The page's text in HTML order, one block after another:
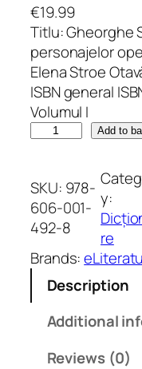
€19.99
Titlu: Gheorghe
personajelor
Elena Stroe
ISBN general
Volumul I
o
r
g
h
e
Add to
SKU: 978-
606-001-
492-8
y:
re
Brands:
Description
Additional
Reviews (0)